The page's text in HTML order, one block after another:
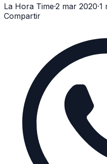
La Hora Time·2 mar 2020·1
Compartir